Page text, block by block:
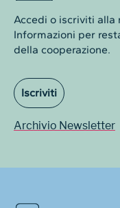
Accedi o iscriviti alla
Informazioni per
della cooperazione.
Iscriviti
Archivio Newsletter